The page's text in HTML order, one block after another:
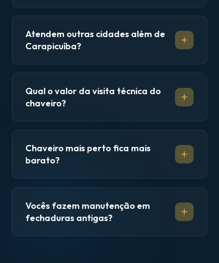
Atendem outras cidades além de
Carapicuíba?
Qual o valor da visita técnica do
chaveiro?
Chaveiro mais perto fica mais
barato?
Vocês fazem manutenção em
fechaduras antigas?